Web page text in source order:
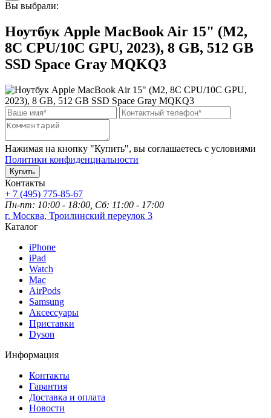
Вы выбрали:
Ноутбук Apple MacBook Air 15" (M2,
8C CPU/10C GPU, 2023), 8 GB, 512 GB
SSD Space Gray MQKQ3
Нажимая на кнопку "Купить", вы соглашаетесь с условиями
Политики конфиденциальности
Купить
Контакты
+ 7 (495) 775-85-67
Пн-пт: 10:00 - 18:00, Сб: 11:00 - 17:00
г. Москва, Троилинский переулок 3
Каталог
iPhone
iPad
Watch
Mac
AirPods
Samsung
Аксессуары
Приставки
Dyson
Информация
Контакты
Гарантия
Доставка и оплата
Новости